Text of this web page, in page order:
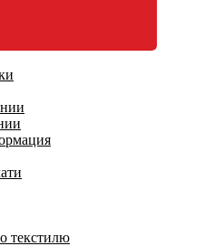
текстилю